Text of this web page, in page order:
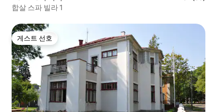
합살 스파 빌라 1
게스트 선호
게스트 선호